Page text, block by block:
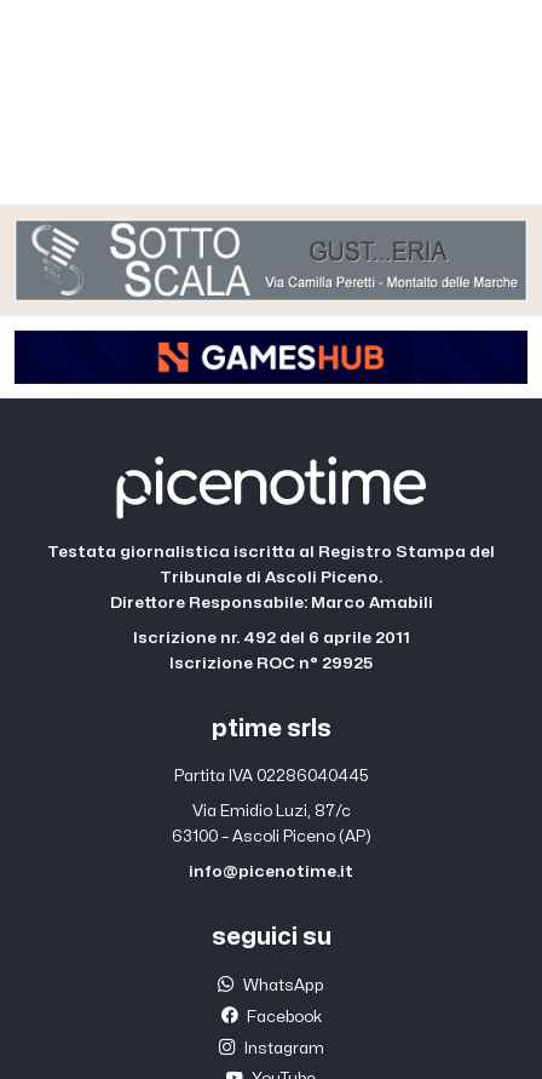
Testata giornalistica iscritta al Registro Stampa del
Tribunale di Ascoli Piceno.
Direttore Responsabile: Marco Amabili
Iscrizione nr. 492 del 6 aprile 2011
Iscrizione ROC n° 29925
ptime srls
Partita IVA 02286040445
Via Emidio Luzi, 87/c
63100 – Ascoli Piceno (AP)
info@picenotime.it
seguici su
WhatsApp
Facebook
Instagram